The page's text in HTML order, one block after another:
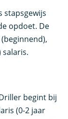
stapsgewijs
opdoet. De
salaris.
begint bij
(0-2 jaar